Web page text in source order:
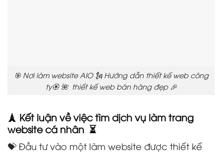
🎯 Nơi làm website AIO 🗽 Hướng dẫn thiết kế web công
ty🏵️ 🌺 thiết kế web bán hàng đẹp 🎉
🗼 Kết luận về việc tìm dịch vụ làm trang
website cá nhân ⏳
💝 Đầu tư vào một làm website được thiết kế